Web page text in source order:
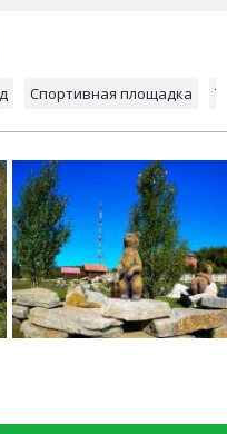
Спортивная площадка